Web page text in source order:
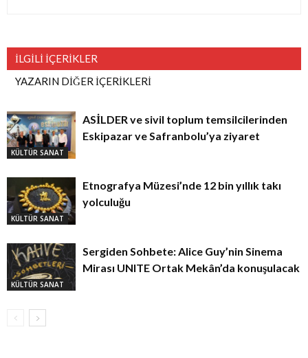
İLGİLİ İÇERİKLER
YAZARIN DİĞER İÇERİKLERİ
KÜLTÜR SANAT
ASİLDER ve sivil toplum temsilcilerinden
Eskipazar ve Safranbolu’ya ziyaret
KÜLTÜR SANAT
Etnografya Müzesi’nde 12 bin yıllık takı
yolculuğu
KÜLTÜR SANAT
Sergiden Sohbete: Alice Guy’nin Sinema
Mirası UNITE Ortak Mekân’da konuşulacak